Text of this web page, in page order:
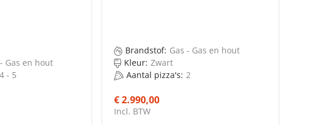
Gas en hout
4 - 5
Brandstof: Gas - Gas en hout
Kleur: Zwart
Aantal pizza's: 2
€ 2.990,00
Incl. BTW